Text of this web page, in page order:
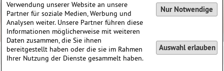
Verwendung unserer Website an unsere
Partner für soziale Medien, Werbung und
Analysen weiter. Unsere Partner führen diese
Informationen möglicherweise mit weiteren
Daten zusammen, die Sie ihnen
bereitgestellt haben oder die sie im Rahmen
Ihrer Nutzung der Dienste gesammelt haben.
Nur Notwendige
Auswahl erlauben